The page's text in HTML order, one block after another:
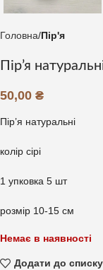
Головна Пір'я
Пір’я
50,00 ₴
Пір’я натуральні
колір сірі
1 упковка 5 шт
розмір 10-15 см
Немає в наявності
Додати до